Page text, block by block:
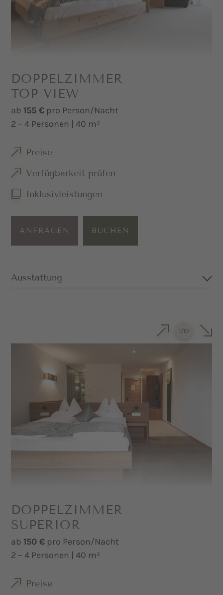
Minibar auf Wunsch
DOPPELZIMMER
TOP VIEW
ab 155 € pro Person/Nacht
2 – 4 Personen | 40 m²
Preise
Verfügbarkeit prüfen
Inklusivleistungen
ANFRAGEN BUCHEN
Ausstattung
Privater Balkon mit Blick nach Süden
Badezimmer mit Dusche, separatem WC,
Föhn und Kosmetikspiegel
Sat-TV und Safe
Netzfreischalter zur Reduktion von
1/10
DOPPELZIMMER
SUPERIOR
ab 150 € pro Person/Nacht
2 – 4 Personen | 40 m²
Preise